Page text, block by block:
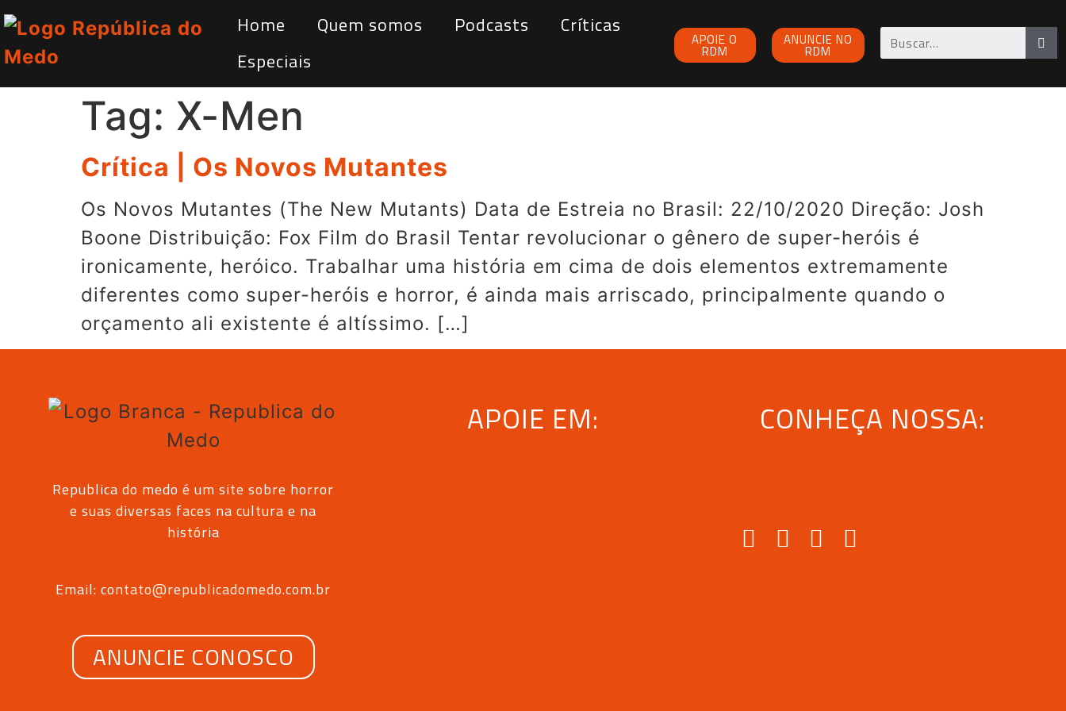
Home Quem somos Podcasts
Críticas
Especiais
APOIE O
RDM
ANUNCIE NO
RDM
Tag: X-Men
Crítica | Os Novos Mutantes
Os Novos Mutantes (The New Mutants) Data de Estreia no Brasil: 22/10/2020 Direção: Josh
Boone Distribuição: Fox Film do Brasil Tentar revolucionar o gênero de super-heróis é
ironicamente, heróico. Trabalhar uma história em cima de dois elementos extremamente
diferentes como super-heróis e horror, é ainda mais arriscado, principalmente quando o
orçamento ali existente é altíssimo. […]
Republica do medo é um site sobre horror
e suas diversas faces na cultura e na
história
Email: contato@republicadomedo.com.br
ANUNCIE CONOSCO
APOIE EM: CONHEÇA NOSSA: